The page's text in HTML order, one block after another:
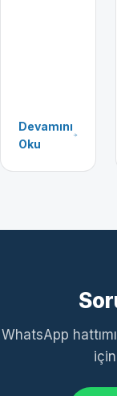
Devamını
Oku
WhatsApp